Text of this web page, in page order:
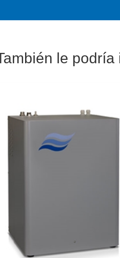
le podría